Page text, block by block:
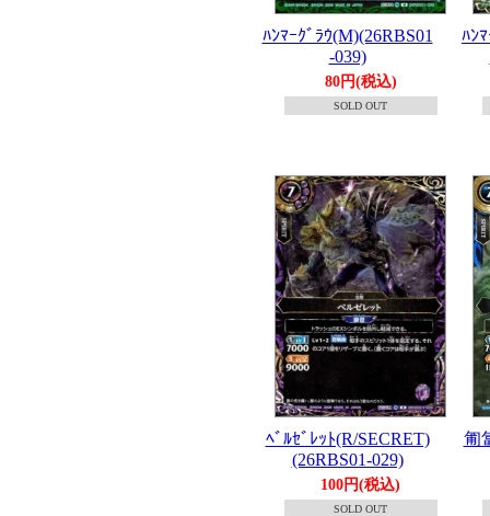
ﾊﾝﾏｰｸﾞﾗｳ(M)(26RBS01
-039)
80円(税込)
SOLD OUT
ﾊﾝ
ﾍﾞﾙｾﾞﾚｯﾄ(R/SECRET)
(26RBS01-029)
100円(税込)
SOLD OUT
匍